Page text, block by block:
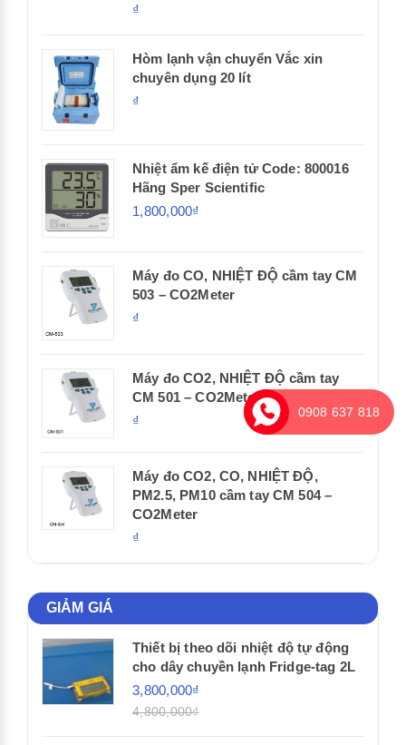
₫
Hòm lạnh vận chuyển Vắc xin
chuyên dụng 20 lít
₫
Nhiệt ẩm kế điện tử Code: 800016
Hãng Sper Scientific
1,800,000₫
Máy đo CO, NHIỆT ĐỘ cầm tay CM
503 – CO2Meter
₫
Máy đo CO2, NHIỆT ĐỘ cầm tay
CM 501 – CO2Meter
₫
Máy đo CO2, CO, NHIỆT ĐỘ,
PM2.5, PM10 cầm tay CM 504 –
CO2Meter
₫
GIẢM GIÁ
Thiết bị theo dõi nhiệt độ tự động
cho dây chuyền lạnh Fridge-tag 2L
3,800,000₫
4,800,000₫
0908 637 818